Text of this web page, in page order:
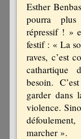
Esther
pourra
répressif ! »
festif : « La
raves, c’est
cathartique
besoin.
garder dans
violence.
marcher ».